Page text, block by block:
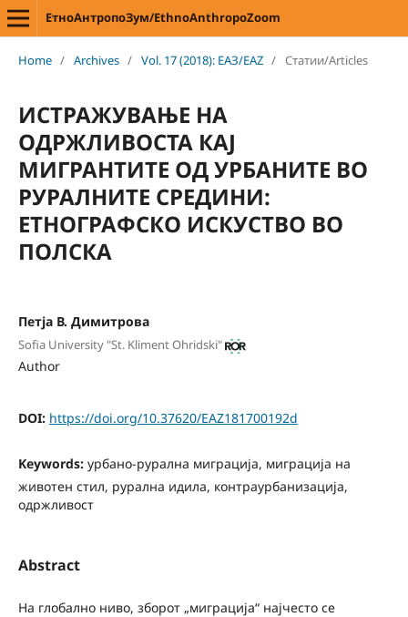
ЕтноАнтропоЗум/EthnoAnthropoZoom
Home / Archives / Vol. 17 (2018): ЕАЗ/EAZ / Статии/Articles
ИСТРАЖУВАЊЕ НА
ОДРЖЛИВОСТА КАЈ
МИГРАНТИТЕ ОД УРБАНИТЕ ВО
РУРАЛНИТЕ СРЕДИНИ:
ЕТНОГРАФСКО ИСКУСТВО ВО
ПОЛСКА
Петја В. Димитрова
Sofia University "St. Kliment Ohridski"
Author
DOI: https://doi.org/10.37620/EAZ181700192d
Keywords: урбано-рурална миграција, миграција на
животен стил, рурална идила, контраурбанизација,
одржливост
Abstract
На глобално ниво, зборот „миграција“ најчесто се